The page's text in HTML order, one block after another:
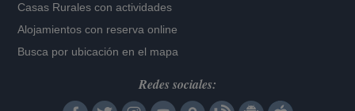
Casas Rurales con actividades
Alojamientos con reserva online
Busca por ubicación en el mapa
Redes sociales: